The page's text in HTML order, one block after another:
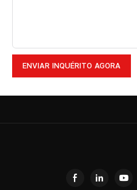
ENVIAR INQUÉRITO AGORA